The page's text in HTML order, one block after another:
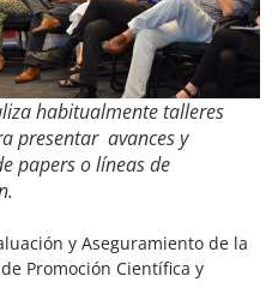
habitualmente talleres
presentar avances y
papers o líneas de
y Aseguramiento de la
Promoción Científica y